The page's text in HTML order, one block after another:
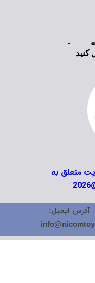
کلیه حقوق مادی و معنوی سایت متعلق به
کنید
آدرس ایمیل: